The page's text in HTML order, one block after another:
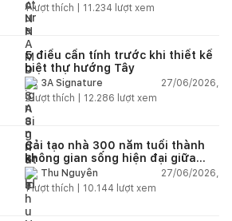
1lượt thích | 11.234 lượt xem
5 điều cần tính trước khi thiết kế
biệt thự hướng Tây
3A Signature
27/06/2026,
2lượt thích | 12.286 lượt xem
Cải tạo nhà 300 năm tuổi thành
không gian sống hiện đại giữa
thiên nhiên
Thu Nguyễn
27/06/2026,
1lượt thích | 10.144 lượt xem